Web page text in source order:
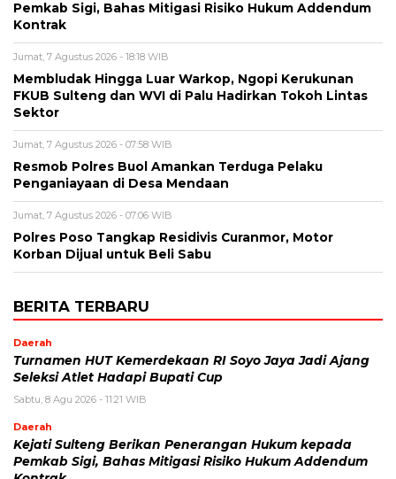
Pemkab Sigi, Bahas Mitigasi Risiko Hukum Addendum
Kontrak
Jumat, 7 Agustus 2026 - 18:18 WIB
Membludak Hingga Luar Warkop, Ngopi Kerukunan
FKUB Sulteng dan WVI di Palu Hadirkan Tokoh Lintas
Sektor
Jumat, 7 Agustus 2026 - 07:58 WIB
Resmob Polres Buol Amankan Terduga Pelaku
Penganiayaan di Desa Mendaan
Jumat, 7 Agustus 2026 - 07:06 WIB
Polres Poso Tangkap Residivis Curanmor, Motor
Korban Dijual untuk Beli Sabu
BERITA TERBARU
Daerah
Turnamen HUT Kemerdekaan RI Soyo Jaya Jadi Ajang
Seleksi Atlet Hadapi Bupati Cup
Sabtu, 8 Agu 2026 - 11:21 WIB
Daerah
Kejati Sulteng Berikan Penerangan Hukum kepada
Pemkab Sigi, Bahas Mitigasi Risiko Hukum Addendum